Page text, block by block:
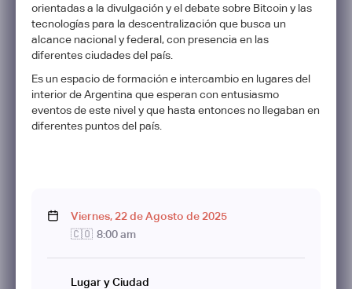
orientadas a la divulgación y el debate sobre Bitcoin y las
tecnologías para la descentralización que busca un
alcance nacional y federal, con presencia en las
diferentes ciudades del país.
Es un espacio de formación e intercambio en lugares del
interior de Argentina que esperan con entusiasmo
eventos de este nivel y que hasta entonces no llegaban en
diferentes puntos del país.
Viernes, 22deAgosto de 2025
🇨🇴 8:00 am
Lugar y Ciudad